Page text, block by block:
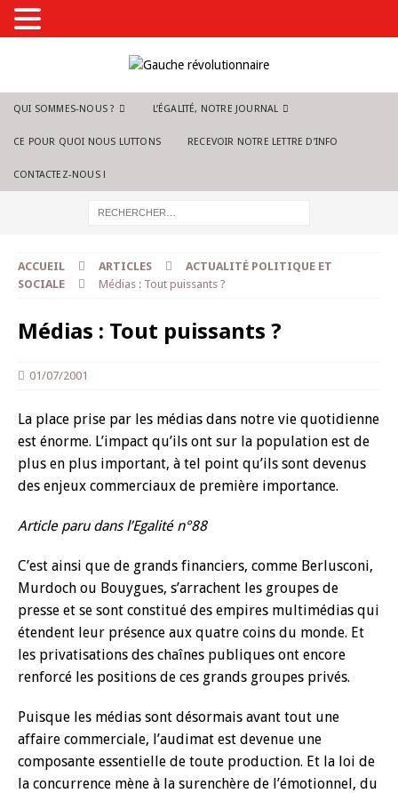
QUI SOMMES-NOUS ? L’ÉGALITÉ, NOTRE JOURNAL
CE POUR QUOI NOUS LUTTONS RECEVOIR NOTRE LETTRE D’INFO
CONTACTEZ-NOUS !
ACCUEIL ARTICLES
ACTUALITÉ POLITIQUE ET
SOCIALE
Médias : Tout puissants ?
Médias : Tout puissants ?
01/07/2001
La place prise par les médias dans notre vie quotidienne
est énorme. L’impact qu’ils ont sur la population est de
plus en plus important, à tel point qu’ils sont devenus
des enjeux commerciaux de première importance.
Article paru dans l’Egalité n°88
C’est ainsi que de grands financiers, comme Berlusconi,
Murdoch ou Bouygues, s’arrachent les groupes de
presse et se sont constitué des empires multimédias qui
étendent leur présence aux quatre coins du monde. Et
les privatisations des chaînes publiques ont encore
renforcé les positions de ces grands groupes privés.
Puisque les médias sont désormais avant tout une
affaire commerciale, l’audimat est devenue une
composante essentielle de toute production. Et la loi de
la concurrence mène à la surenchère de l’émotionnel, du